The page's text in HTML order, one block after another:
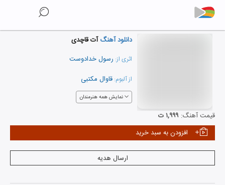
دانلود آهنگآت قاچدی
اثری از: رسول خدادوست
از آلبوم: قاوال مکتبی
نمایش همه هنرمندان
قیمت آهنگ: ۱,۹۹۹ ت
افزودن به سبد خرید
ارسال هدیه